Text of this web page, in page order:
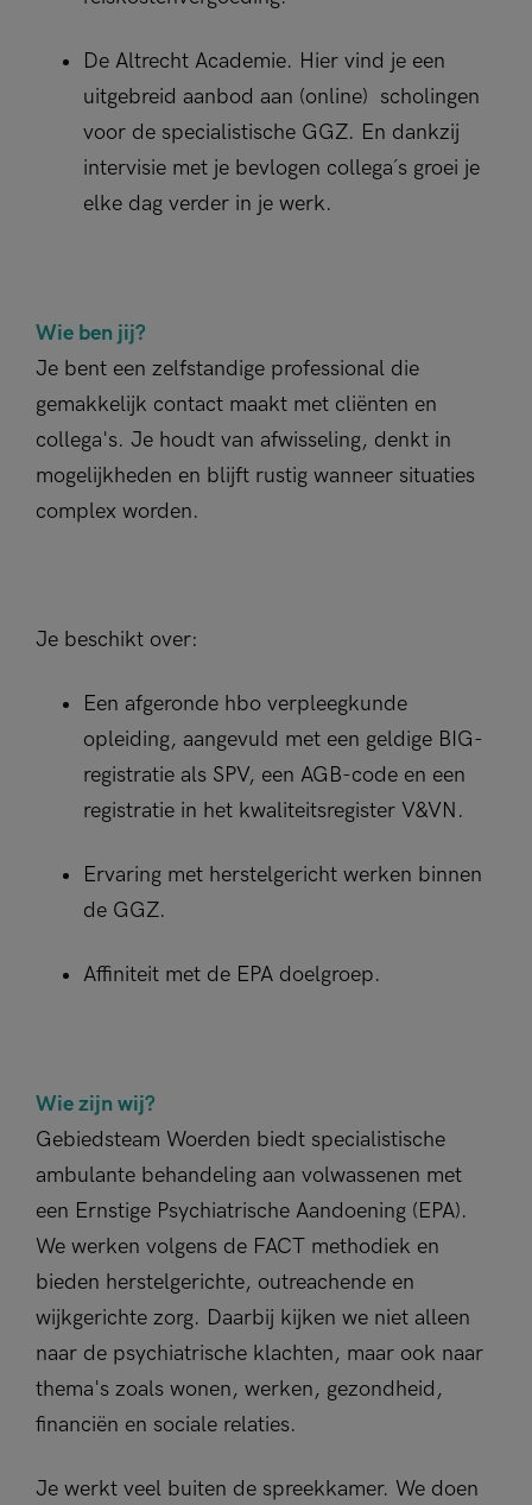
De Altrecht Academie. Hier vind je een
uitgebreid aanbod aan (online) scholingen
voor de specialistische GGZ. En dankzij
intervisie met je bevlogen collega´s groei je
elke dag verder in je werk.
Wie ben jij?
Je bent een zelfstandige professional die
gemakkelijk contact maakt met cliënten en
collega's. Je houdt van afwisseling, denkt in
mogelijkheden en blijft rustig wanneer situaties
complex worden.
Je beschikt over:
Een afgeronde hbo verpleegkunde
opleiding, aangevuld met een geldige BIG-
registratie als SPV, een AGB-code en een
registratie in het kwaliteitsregister V&VN.
Ervaring met herstelgericht werken binnen
de GGZ.
Affiniteit met de EPA doelgroep.
Wie zijn wij?
Gebiedsteam Woerden biedt specialistische
ambulante behandeling aan volwassenen met
een Ernstige Psychiatrische Aandoening (EPA).
We werken volgens de FACT methodiek en
bieden herstelgerichte, outreachende en
wijkgerichte zorg. Daarbij kijken we niet alleen
naar de psychiatrische klachten, maar ook naar
thema's zoals wonen, werken, gezondheid,
financiën en sociale relaties.
Je werkt veel buiten de spreekkamer. We doen